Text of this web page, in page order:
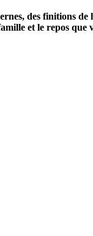
des finitions
et le repos que